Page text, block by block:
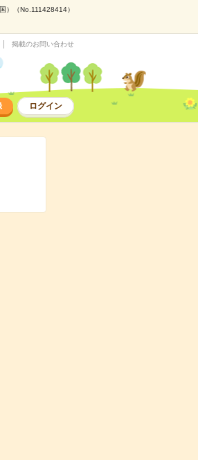
）（No.111428414）
掲載のお問い合わせ
ログイン